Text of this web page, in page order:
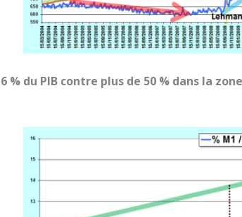
% du PIB contre plus de 50 % dans la